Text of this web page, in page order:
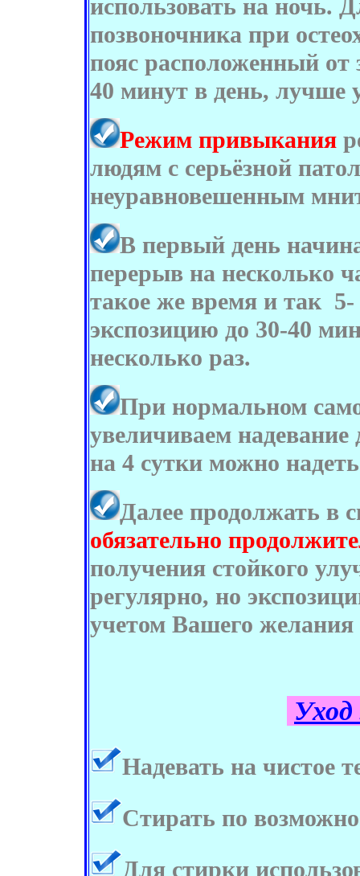
использовать на ночь.
позвоночника при
пояс расположенный
40 минут в день, лучше
Режим привыкания
людям с серьёзной
неуравновешенным
В первый день
перерыв на несколько
такое же время и так
экспозицию до 30-40
несколько раз.
При нормальном
увеличиваем надевание
на 4 сутки можно
Далее продолжать в
обязательно
получения стойкого
регулярно, но
учетом Вашего
Уход
Надевать на чистое
Стирать по
Для стирки